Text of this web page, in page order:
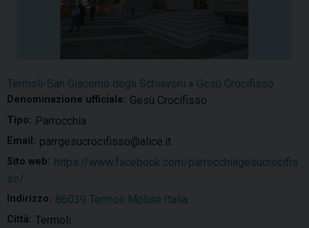
Termoli-San Giacomo degli Schiavoni » Gesù Crocifisso
Denominazione ufficiale: Gesù Crocifisso
Tipo: Parrocchia
Email: parrgesucrocifisso@alice.it
Sito web: https://www.facebook.com/parrocchiagesucrocifis
so/
Indirizzo: 86039 Termoli Molise Italia
Città: Termoli